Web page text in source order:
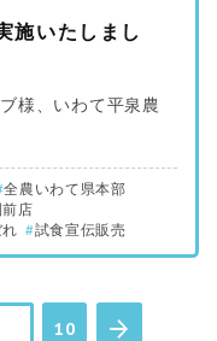
施いたしまし
様、いわて平泉農
全農いわて県本部
店
試食宣伝販売
10